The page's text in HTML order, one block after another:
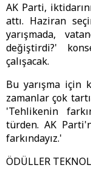
AK Parti,
attı. Haziran
yarışmada,
değiştirdi?'
çalışacak.
Bu yarışma için
zamanlar çok
'Tehlikenin
türden. AK
farkındayız.'
ÖDÜLLER